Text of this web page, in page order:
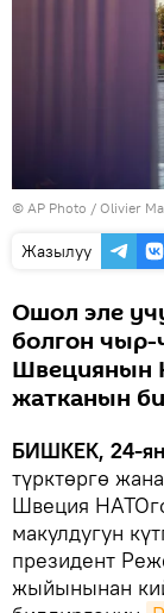
© AP Photo / Olivier
Жазылуу
Ошол эле
болгон
Швециянын
жатканын
БИШКЕК, 24-
түрктөргө
Швеция
макулдугун
президент
жыйынынан